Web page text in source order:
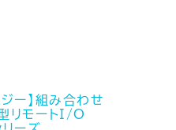
ジー】組み合わせ
リモートI/O